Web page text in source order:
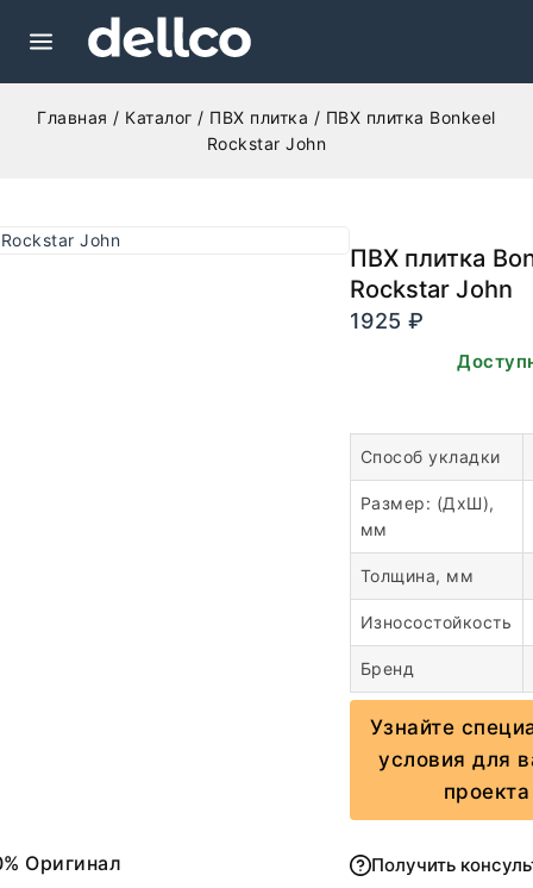
Главная / Каталог / ПВХ плитка / ПВХ плитка Bonkeel
Rockstar John
Оригинал
ПВХ плитка
Rockstar John
1925 ₽
В наличии.
Способ укладки
Размер: (ДхШ),
мм
Толщина, мм
Износостойкость
Бренд
Узнайте
условия для
проекта
Получить